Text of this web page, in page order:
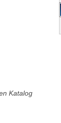
Katalog